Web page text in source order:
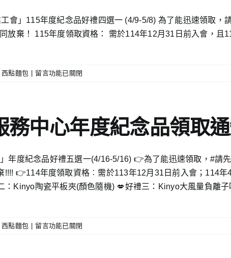
會」115年度紀念品好禮四選一 (4/9-5/8) 為了能迅速領取，
棄！ 115年度領取資格： 需於114年12月31日前入會，且
西點麵包
在
雲
林
業
工
會
務
留言功能已關閉
中心年度紀念品領取
年度紀念品好禮五選一(4/16-5/16) 👉為了能迅速領取，#請
👉114年度領取資格︰需於113年12月31日前入會；114年
Kinyo陶瓷平板夾(顏色隨機) 💋好禮三：Kinyo大風量負離
西點麵包
在
留言功能已關閉